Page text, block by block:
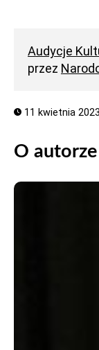
Audycje
przez
11 kwietnia 2023
O autorze